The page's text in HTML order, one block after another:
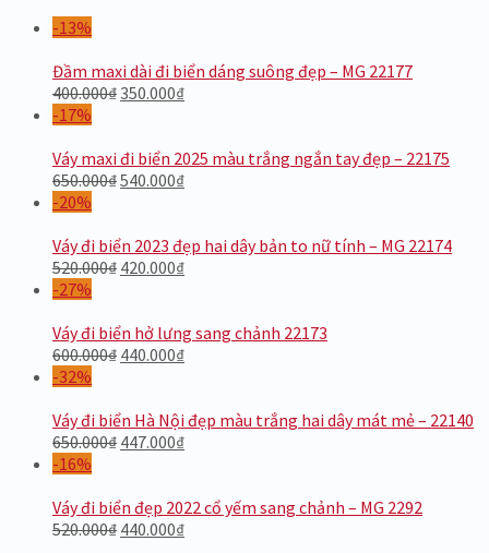
-13%
Đầm maxi dài đi biển dáng suông đẹp – MG 22177
400.000₫350.000₫
-17%
Váy maxi đi biển 2025 màu trắng ngắn tay đẹp – 22175
650.000₫540.000₫
-20%
Váy đi biển 2023 đẹp hai dây bản to nữ tính – MG 22174
520.000₫ 420.000₫
-27%
Váy đi biển hở lưng sang chảnh 22173
600.000₫ 440.000₫
-32%
Váy đi biển Hà Nội đẹp màu trắng hai dây mát mẻ – 22140
650.000₫ 447.000₫
-16%
Váy đi biển đẹp 2022 cổ yếm sang chảnh – MG 2292
520.000₫ 440.000₫